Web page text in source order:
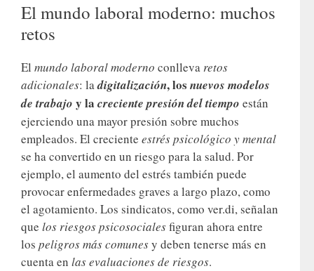
El mundo laboral moderno: muchos
retos
El mundo laboral moderno conlleva retos
adicionales: ladigitalización, los nuevos modelos
de trabajo y la creciente presión del tiempo están
ejerciendo una mayor presión sobre muchos
empleados. El creciente estrés psicológico y mental
se ha convertido en un riesgo para la salud. Por
ejemplo, el aumento del estrés también puede
provocar enfermedades graves a largo plazo, como
el agotamiento. Los sindicatos, como ver.di, señalan
que los riesgos psicosocialesfiguran ahora entre
los peligros más comunesy deben tenerse más en
cuenta en las evaluaciones de riesgos.